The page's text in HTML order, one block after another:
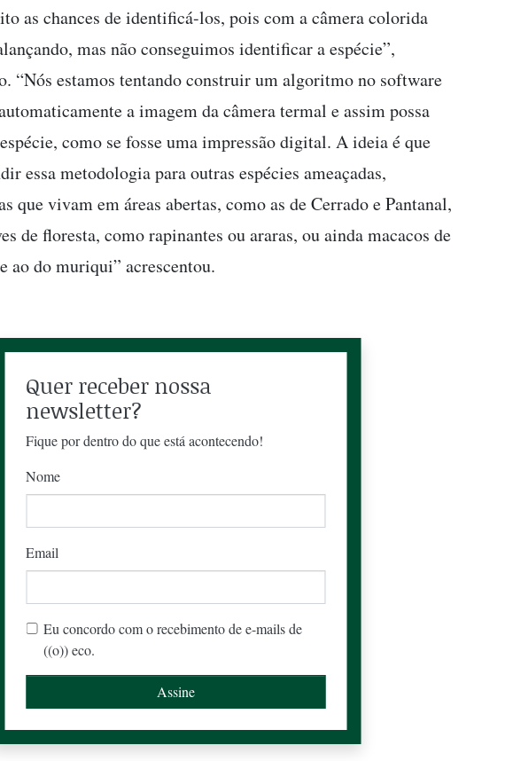
as chances de identificá-los, pois com a câmera colorida
mas não conseguimos identificar a espécie”,
“Nós estamos tentando construir um algoritmo no software
a imagem da câmera termal e assim possa
como se fosse uma impressão digital. A ideia é que
essa metodologia para outras espécies ameaçadas,
que vivam em áreas abertas, como as de Cerrado e Pantanal,
de floresta, como rapinantes ou araras, ou ainda macacos de
ao do muriqui” acrescentou.
Quer receber nossa
newsletter?
Fique por dentro do que está acontecendo!
Nome
Email
Eu concordo com o recebimento de e-mails de
((o)) eco.